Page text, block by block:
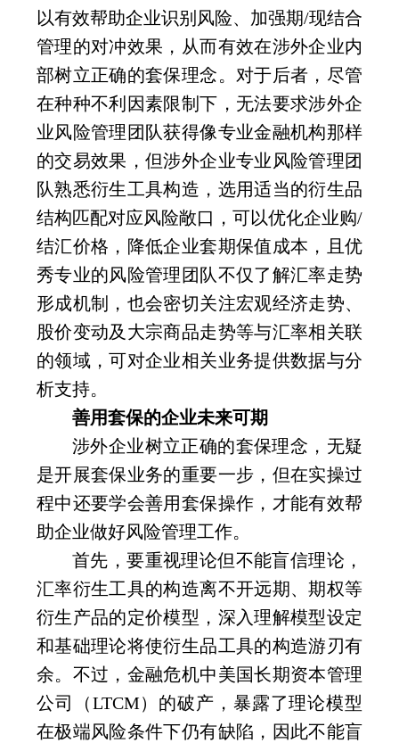
以有效帮助企业识别风险、加强期/现结合
管理的对冲效果，从而有效在涉外企业内
部树立正确的套保理念。对于后者，尽管
在种种不利因素限制下，无法要求涉外企
业风险管理团队获得像专业金融机构那样
的交易效果，但涉外企业专业风险管理团
队熟悉衍生工具构造，选用适当的衍生品
结构匹配对应风险敞口，可以优化企业购/
结汇价格，降低企业套期保值成本，且优
秀专业的风险管理团队不仅了解汇率走势
形成机制，也会密切关注宏观经济走势、
股价变动及大宗商品走势等与汇率相关联
的领域，可对企业相关业务提供数据与分
析支持。
善用套保的企业未来可期
涉外企业树立正确的套保理念，无疑
是开展套保业务的重要一步，但在实操过
程中还要学会善用套保操作，才能有效帮
助企业做好风险管理工作。
首先，要重视理论但不能盲信理论，
汇率衍生工具的构造离不开远期、期权等
衍生产品的定价模型，深入理解模型设定
和基础理论将使衍生品工具的构造游刃有
余。不过，金融危机中美国长期资本管理
公司（LTCM）的破产，暴露了理论模型
在极端风险条件下仍有缺陷，因此不能盲